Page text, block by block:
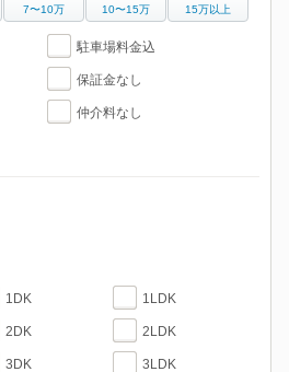
7〜10万 10〜15万 15万以上
駐車場料金込
保証金なし
仲介料なし
1DK 1LDK
2DK 2LDK
3DK 3LDK